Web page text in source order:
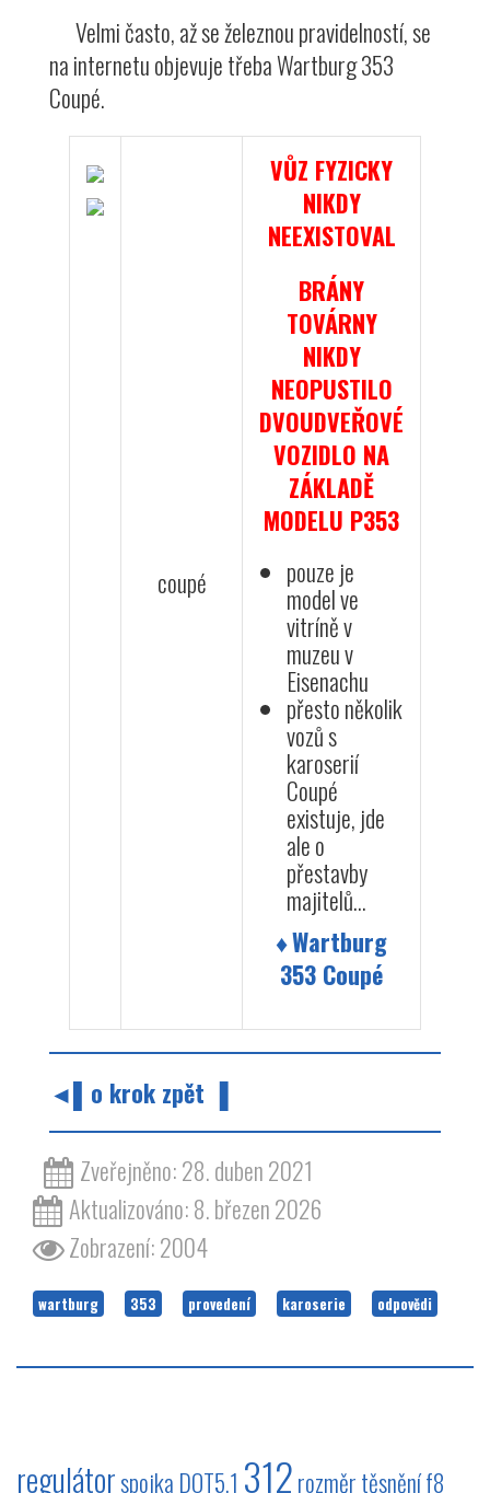
Velmi často, až se železnou pravidelností, se
na internetu objevuje třeba Wartburg 353
Coupé.
coupé
VŮZ FYZICKY
NIKDY
NEEXISTOVAL
BRÁNY
TOVÁRNY
NIKDY
NEOPUSTILO
DVOUDVEŘOVÉ
VOZIDLO NA
ZÁKLADĚ
MODELU P353
pouze je
model ve
vitríně v
muzeu v
Eisenachu
přesto několik
vozů s
karoserií
Coupé
existuje, jde
ale o
přestavby
majitelů...
♦Wartburg
353 Coupé
◄▌o krok zpět ▐
Zveřejněno: 28. duben 2021
Aktualizováno: 8. březen 2026
Zobrazení: 2004
wartburg 353 provedení karoserie odpovědi
regulátorspojka DOT5.1 312rozměrtěsněníf8